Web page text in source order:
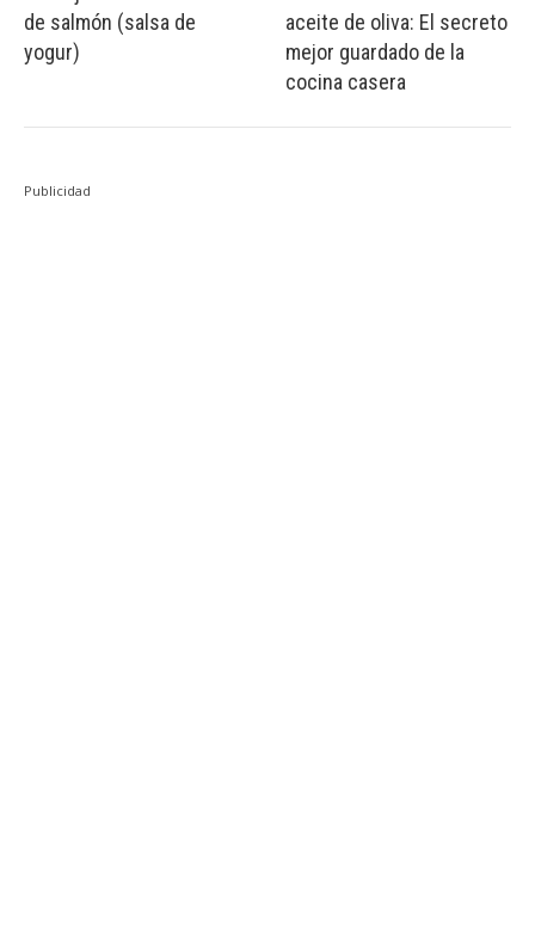
de salmón (salsa de
yogur)
aceite de oliva: El secreto
mejor guardado de la
cocina casera
Publicidad